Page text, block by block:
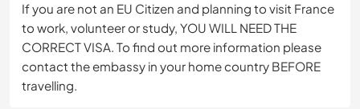
If you are not an EU Citizen and planning to visit France
to work, volunteer or study, YOU WILL NEED THE
CORRECT VISA. To find out more information please
contact the embassy in your home country BEFORE
travelling.